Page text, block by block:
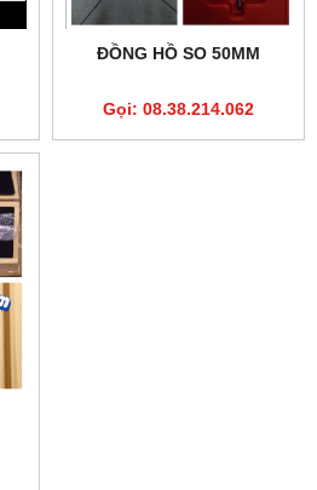
ĐỒNG HỒ SO 50MM
Gọi: 08.38.214.062